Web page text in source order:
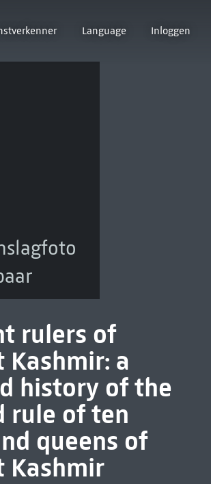
Language Inloggen
rulers of
Kashmir: a
history of the
rule of ten
queens of
Kashmir